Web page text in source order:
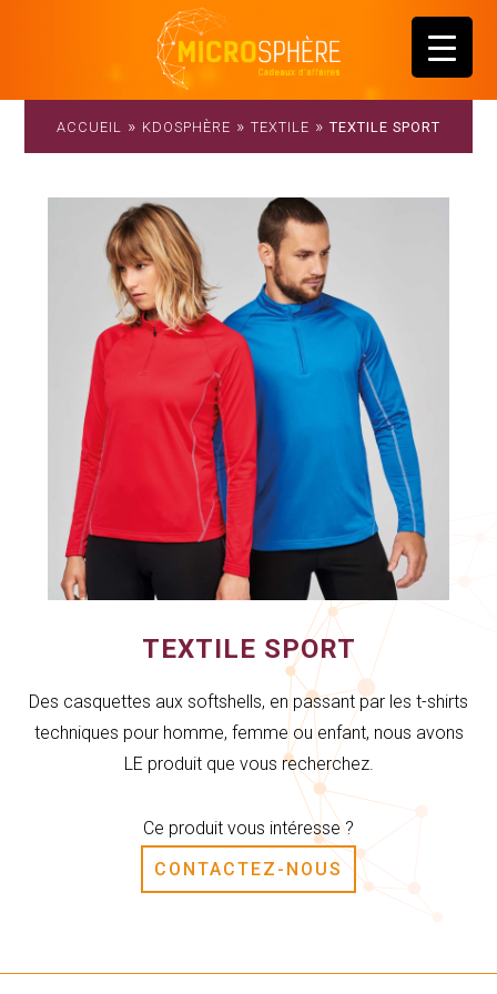
ACCUEIL » KDOSPHÈRE » TEXTILE » TEXTILE SPORT
TEXTILE SPORT
Des casquettes aux softshells, en passant par les t-shirts
techniques pour homme, femme ou enfant, nous avons
LE produit que vous recherchez.
Ce produit vous intéresse ?
CONTACTEZ-NOUS